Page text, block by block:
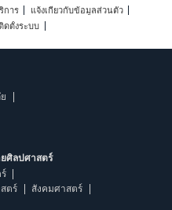
การ
แจ้งเกี่ยวกับข้อมูลส่วนตัว
ดตั้งระบบ
ศิลปศาสตร์
ตร์
สังคมศาสตร์